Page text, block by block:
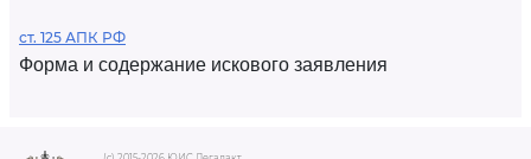
ст. 125 АПК РФ
Форма и содержание искового заявления